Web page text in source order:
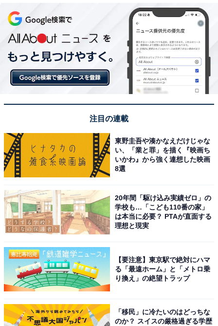
注目の連載
東野圭吾や湊かなえだけじゃな
い、「業と罪」を描く『映画ち
いかわ』から強く連想した映画
8選
20年間「駆け込み実績ゼロ」の
学校も…「こども110番の家」
は本当に必要？ PTAが直面する
理想と現実
【要注意】東京駅で絶対にハマ
る「最遠ホーム」と「メトロ乗
り換え」の絶望トラップ
「移民」に冷たいのはどっちな
のか？ スイスの厳格過ぎる学歴